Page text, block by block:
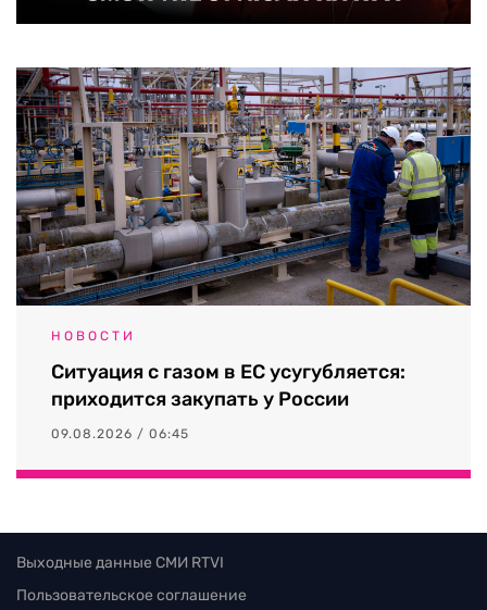
НОВОСТИ
Ситуация с газом в ЕС усугубляется:
приходится закупать у России
09.08.2026 / 06:45
Выходные данные СМИ RTVI
Пользовательское соглашение